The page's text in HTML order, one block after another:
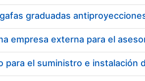
para el suministro e